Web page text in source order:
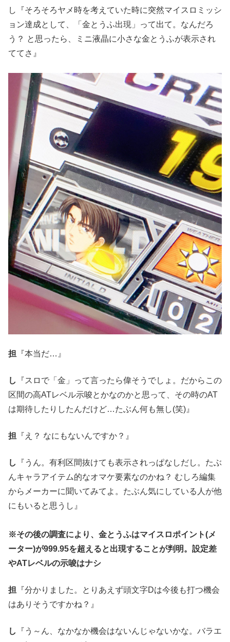
し『そろそろヤメ時を考えていた時に突然マイスロミッシ
ョン達成として、「金とうふ出現」って出て。なんだろ
う？ と思ったら、ミニ液晶に小さな金とうふが表示され
ててさ』
担 『本当だ…』
し
『スロで「金」って言ったら偉そうでしょ。だからこの
区間の高ATレベル示唆とかなのかと思って、その時のAT
は期待したりしたんだけど…たぶん何も無し(笑)』
担 『え？ なにもないんですか？』
し
『うん。有利区間抜けても表示されっぱなしだし。たぶ
んキャラアイテム的なオマケ要素なのかね？ むしろ編集
からメーカーに聞いてみてよ。たぶん気にしている人が他
にもいると思うし』
※その後の調査により、金とうふはマイスロポイント(メ
ーター)が999.95を超えると出現することが判明。設定差
やATレベルの示唆はナシ
担 『分かりました。とりあえず頭文字Dは今後も打つ機会
はありそうですかね？』
し
『う～ん、なかなか機会はないんじゃないかな。バラエ